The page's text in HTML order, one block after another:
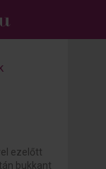
ezelőtt
bukkant